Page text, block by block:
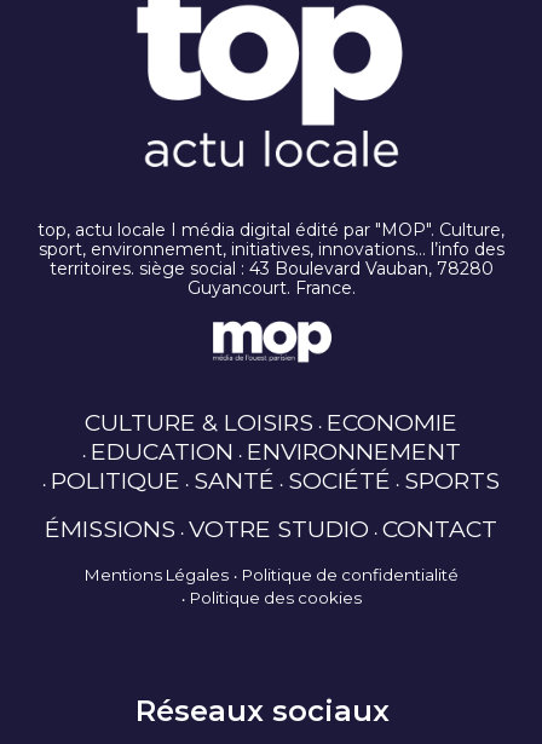
top, actu locale I média digital édité par "MOP". Culture,
sport, environnement, initiatives, innovations… l’info des
territoires. siège social : 43 Boulevard Vauban, 78280
Guyancourt. France.
CULTURE & LOISIRS ECONOMIE
EDUCATION ENVIRONNEMENT
POLITIQUE SANTÉ SOCIÉTÉ SPORTS
ÉMISSIONS VOTRE STUDIO CONTACT
Mentions Légales
Politique de confidentialité
Politique des cookies
Réseaux sociaux